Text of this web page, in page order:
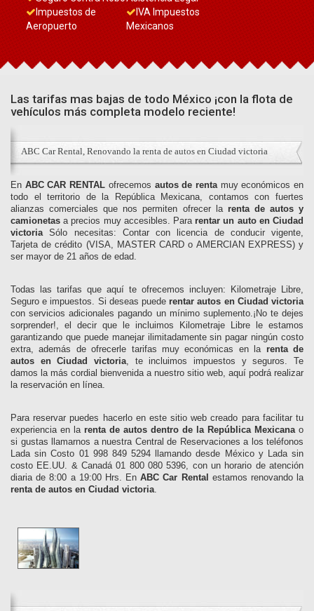
Impuestos de
Aeropuerto
IVA Impuestos
Mexicanos
Las tarifas mas bajas de todo México ¡con la flota de
vehículos más completa modelo reciente!
ABC Car Rental, Renovando la renta de autos en Ciudad victoria
En ABC CAR RENTAL ofrecemos autos de rentamuy económicos en
todo el territorio de la República Mexicana, contamos con fuertes
alianzas comerciales que nos permiten ofrecer la renta de autos y
camionetas a precios muy accesibles. Pararentar un auto en Ciudad
victoriaSólo necesitas: Contar con licencia de conducir vigente,
Tarjeta de crédito (VISA, MASTER CARD o AMERCIAN EXPRESS) y
ser mayor de 21 años de edad.
Todas las tarifas que aquí te ofrecemos incluyen: Kilometraje Libre,
Seguro e impuestos. Si deseas puede rentar autos en Ciudad victoria
con servicios adicionales pagando un mínimo suplemento.¡No te dejes
sorprender!, el decir que le incluimos Kilometraje Libre le estamos
garantizando que puede manejar ilimitadamente sin pagar ningún costo
extra, además de ofrecerle tarifas muy económicas en larenta de
autos en Ciudad victoria, te incluimos impuestos y seguros. Te
damos la más cordial bienvenida a nuestro sitio web, aquí podrá realizar
la reservación en línea.
Para reservar puedes hacerlo en este sitio web creado para facilitar tu
experiencia en la renta de autos dentro de la República Mexicanao
si gustas llamarnos a nuestra Central de Reservaciones a los teléfonos
Lada sin Costo 01 998 849 5294 llamando desde México y Lada sin
costo EE.UU. & Canadá 01 800 080 5396, con un horario de atención
diaria de 8:00 a 19:00 Hrs. EnABC Car Rental estamos renovando la
renta de autos en Ciudad victoria.